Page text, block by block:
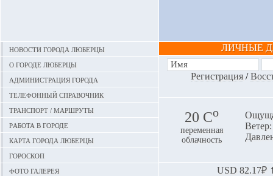
Новости города Люберцы
О городе Люберцы
Администрация города
Телефонный справочник
Транспорт / маршруты
Работа в городе
Карта города Люберцы
Гороскоп
Фото галерея
ЛИЧНЫЕ
Регистрация/
20 Сo
переменная
облачность
USD 82.17₽